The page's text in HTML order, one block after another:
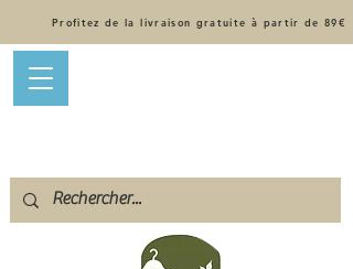
Profitez de la livraison gratuite à partir de 89€